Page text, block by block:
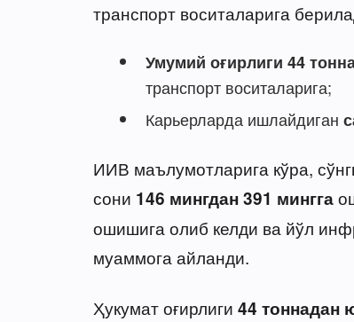
транспорт воситаларига
Умумий оғирлиги 44
транспорт воситаларига;
Карьерларда ишлайдиган
ИИВ маълумотларига кўра,
сони 146 мингдан 391 мингга
ошишига олиб келди ва йўл
муаммога айланди.
Ҳукумат оғирлиги 44 тоннадан